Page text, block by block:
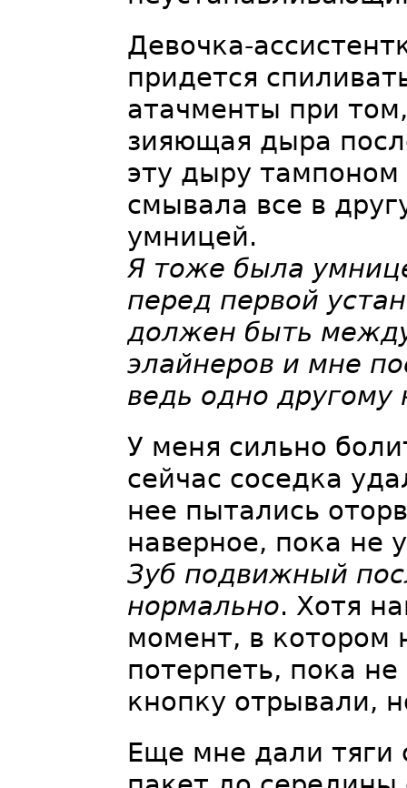
Девочка-
придется
атачменты при
зияющая дыра
эту дыру тампоном
смывала все в
умницей.
Я тоже была
перед первой
должен быть
элайнеров и мне
ведь одно
У меня сильно
сейчас соседка
нее пытались
наверное, пока не
Зуб подвижный
нормально. Хотя
момент, в котором
потерпеть, пока
кнопку отрывали,
Еще мне дали тяги